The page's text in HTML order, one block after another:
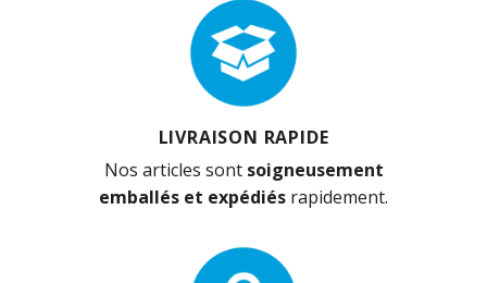
LIVRAISON RAPIDE
Nos articles sont soigneusement
emballés et expédiés rapidement.